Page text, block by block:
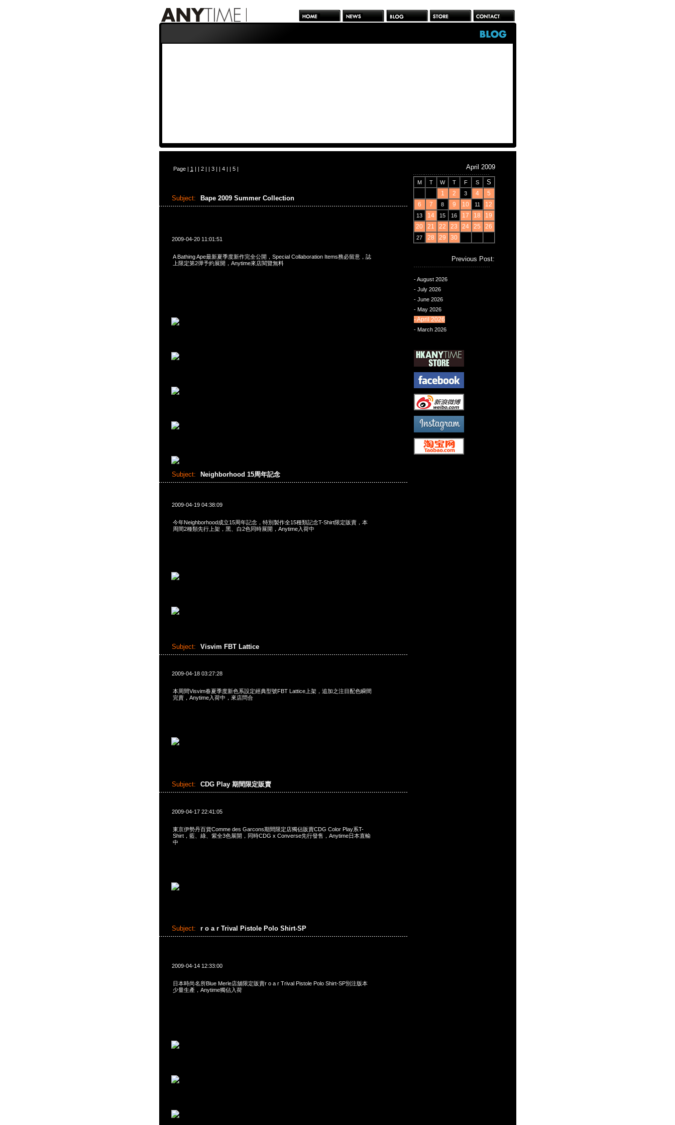
Page | 1 | | 2| | 3| | 4| | 5| April 2009
M T W T F S S
1 2 3 4
5
6
7 8 9 10 11 12
13 14 15 16 17 18
19
20
21 22 23 24 25 26
27 28 29 30
Previous Post:
- August 2026
- July 2026
- June 2026
- May 2026
- April 2026
- March 2026
Subject: Bape 2009 Summer Collection
2009-04-20 11:01:51
A Bathing Ape最新夏季度新作完全公開，Special Collaboration Items務必留意，誌
上限定第2彈予約展開，Anytime來店閱覽無料
Subject: Neighborhood 15周年記念
2009-04-19 04:38:09
今年Neighborhood成立15周年記念，特別製作全15種類記念T-Shirt限定販賣，本
周間2種類先行上架，黑、白2色同時展開，Anytime入荷中
Subject: Visvim FBT Lattice
2009-04-18 03:27:28
本周間Visvim春夏季度新色系設定經典型號FBT Lattice上架，追加之注目配色瞬間
完賣，Anytime入荷中，來店問合
Subject: CDG Play 期間限定販賣
2009-04-17 22:41:05
東京伊勢丹百貨Comme des Garcons期間限定店獨佔販賣CDG Color Play系T-
Shirt，藍、綠、紫全3色展開，同時CDG x Converse先行發售，Anytime日本直輸
中
Subject: r o a r Trival Pistole Polo Shirt-SP
2009-04-14 12:33:00
日本時尚名所Blue Merle店舖限定販賣r o a r Trival Pistole Polo Shirt-SP別注版本
少量生產，Anytime獨佔入荷